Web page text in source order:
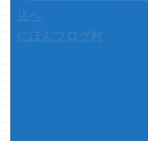
・ しかたな
してポリッ
ですが マ
にほんブログ村